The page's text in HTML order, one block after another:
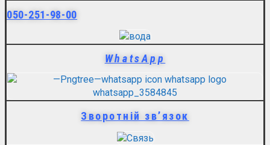
050-251-98-00
WhatsApp
Зворотній зв’язок